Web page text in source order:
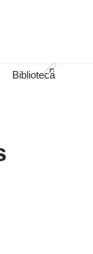
Biblioteca